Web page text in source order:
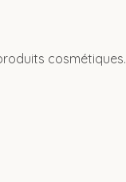
cosmétiques.